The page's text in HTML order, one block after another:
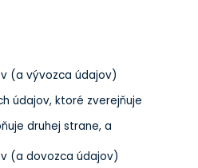
(a vývozca údajov)
údajov, ktoré zverejňuje
druhej strane, a
(a dovozca údajov)